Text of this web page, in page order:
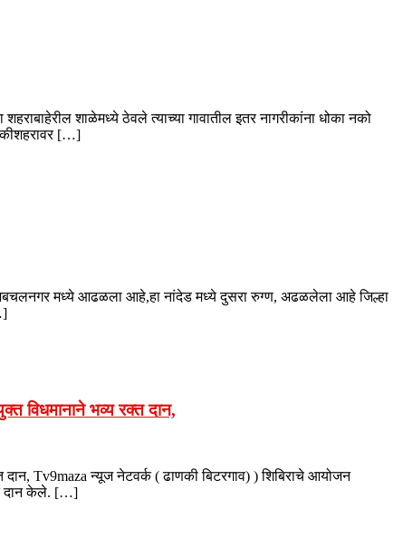
शाळेमध्ये ठेवले त्याच्या गावातील इतर नागरीकांना धोका नको
[…]
अबचलनगर मध्ये आढळला आहे,हा नांदेड मध्ये दुसरा रुग्ण, अढळलेला आहे जिल्हा
विधमानाने भव्य रक्त दान,
Tv9maza न्यूज नेटवर्क ( ढाणकी बिटरगाव) ) शिबिराचे आयोजन
दान केले. […]